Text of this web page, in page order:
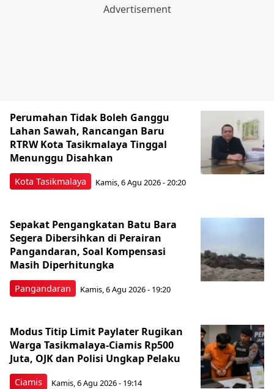
Kota Tasikmalaya
Perumahan Tidak Boleh Ganggu
Lahan Sawah, Rancangan Baru
RTRW Kota Tasikmalaya Tinggal
Menunggu Disahkan
Kamis, 6 Agu 2026 - 20:20
Pangandaran
Sepakat Pengangkatan Batu Bara
Segera Dibersihkan di Perairan
Pangandaran, Soal Kompensasi
Masih Diperhitungka
Kamis, 6 Agu 2026 - 19:20
Ciamis
Modus Titip Limit Paylater Rugikan
Warga Tasikmalaya-Ciamis Rp500
Juta, OJK dan Polisi Ungkap Pelaku
Kamis, 6 Agu 2026 - 19:14